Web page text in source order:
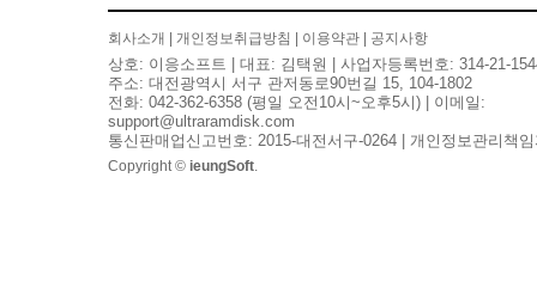
회사소개 개인정보취급방침 이용약관 공지사항
상호: 이응소프트 | 대표: 김택원 | 사업자등록번호: 314-21-
주소: 대전광역시 서구 관저동로90번길 15, 104-1802
전화: 042-362-6358 (평일 오전10시~오후5시) | 이메일:
support@ultraramdisk.com
통신판매업신고번호: 2015-대전서구-0264 | 개인정보관리책
Copyright © ieungSoft.